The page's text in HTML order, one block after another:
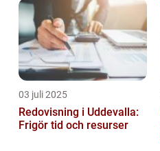
03 juli 2025
Redovisning i Uddevalla:
Frigör tid och resurser